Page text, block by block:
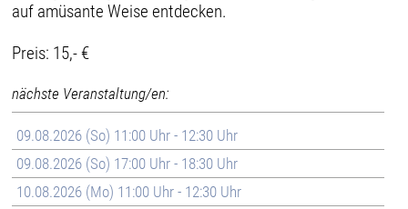
auf amüsante Weise entdecken.
Preis: 15,- €
nächste Veranstaltung/en:
09.08.2026 (So) 11:00 Uhr - 12:30 Uhr
09.08.2026 (So) 17:00 Uhr - 18:30 Uhr
10.08.2026 (Mo) 11:00 Uhr - 12:30 Uhr